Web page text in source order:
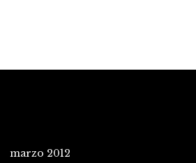
marzo 2012